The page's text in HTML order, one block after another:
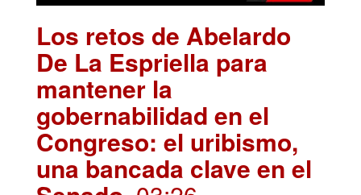
Los retos de Abelardo
De La Espriella para
mantener la
gobernabilidad en el
Congreso: el uribismo,
una bancada clave en el